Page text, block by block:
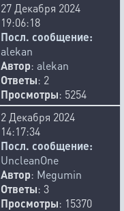
27 Декабря 2024
19:06:18
Посл. сообщение:
alekan
Автор: alekan
Ответы: 2
Просмотры: 5254
2 Декабря 2024
14:17:34
Посл. сообщение:
UncleanOne
Автор: Megumin
Ответы: 3
Просмотры: 15370